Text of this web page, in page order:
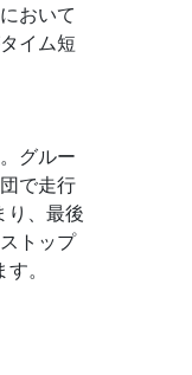
おいて
イム短
グルー
で走行
り、最後
トップ
。